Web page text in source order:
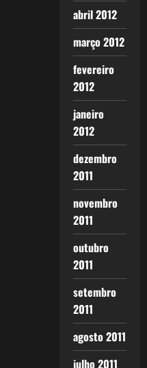
abril 2012
março 2012
fevereiro
2012
janeiro
2012
dezembro
2011
novembro
2011
outubro
2011
setembro
2011
agosto 2011
julho 2011